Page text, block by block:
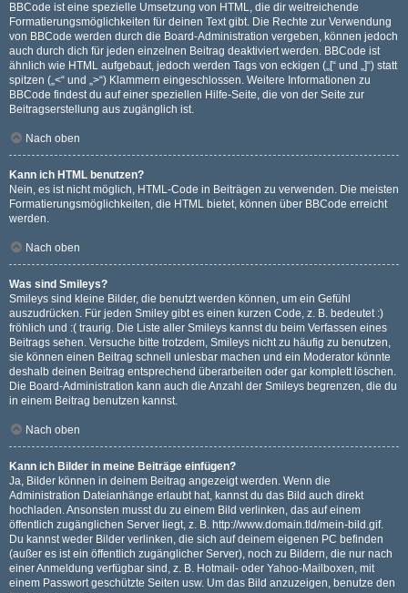
BBCode ist eine spezielle Umsetzung von HTML, die dir weitreichende
Formatierungsmöglichkeiten für deinen Text gibt. Die Rechte zur Verwendung
von BBCode werden durch die Board-Administration vergeben, können jedoch
auch durch dich für jeden einzelnen Beitrag deaktiviert werden. BBCode ist
ähnlich wie HTML aufgebaut, jedoch werden Tags von eckigen („[“ und „]“) statt
spitzen („<“ und „>“) Klammern eingeschlossen. Weitere Informationen zu
BBCode findest du auf einer speziellen Hilfe-Seite, die von der Seite zur
Beitragserstellung aus zugänglich ist.
Nach oben
Kann ich HTML benutzen?
Nein, es ist nicht möglich, HTML-Code in Beiträgen zu verwenden. Die meisten
Formatierungsmöglichkeiten, die HTML bietet, können über BBCode erreicht
werden.
Nach oben
Was sind Smileys?
Smileys sind kleine Bilder, die benutzt werden können, um ein Gefühl
auszudrücken. Für jeden Smiley gibt es einen kurzen Code, z. B. bedeutet :)
fröhlich und :( traurig. Die Liste aller Smileys kannst du beim Verfassen eines
Beitrags sehen. Versuche bitte trotzdem, Smileys nicht zu häufig zu benutzen,
sie können einen Beitrag schnell unlesbar machen und ein Moderator könnte
deshalb deinen Beitrag entsprechend überarbeiten oder gar komplett löschen.
Die Board-Administration kann auch die Anzahl der Smileys begrenzen, die du
in einem Beitrag benutzen kannst.
Nach oben
Kann ich Bilder in meine Beiträge einfügen?
Ja, Bilder können in deinem Beitrag angezeigt werden. Wenn die
Administration Dateianhänge erlaubt hat, kannst du das Bild auch direkt
hochladen. Ansonsten musst du zu einem Bild verlinken, das auf einem
öffentlich zugänglichen Server liegt, z. B. http://www.domain.tld/mein-bild.gif.
Du kannst weder Bilder verlinken, die sich auf deinem eigenen PC befinden
(außer es ist ein öffentlich zugänglicher Server), noch zu Bildern, die nur nach
einer Anmeldung verfügbar sind, z. B. Hotmail- oder Yahoo-Mailboxen, mit
einem Passwort geschützte Seiten usw. Um das Bild anzuzeigen, benutze den